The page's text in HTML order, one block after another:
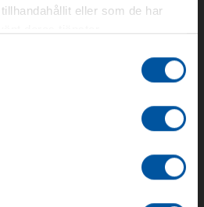
eller som de har